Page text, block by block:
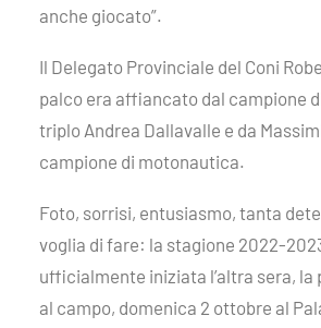
anche giocato”.
Il Delegato Provinciale del Coni
palco era affiancato dal campione
triplo Andrea Dallavalle e da
campione di motonautica.
Foto, sorrisi, entusiasmo, tanta
voglia di fare: la stagione 2022-
ufficialmente iniziata l’altra sera, la
al campo, domenica 2 ottobre al